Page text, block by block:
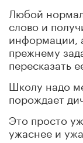
Любой
слово и
информации,
прежнему
пересказать
Школу надо
порождает
Это просто
ужаснее и